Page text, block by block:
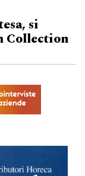
si
Collection